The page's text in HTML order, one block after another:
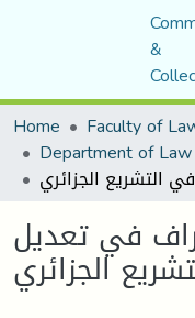
&
Home
Department of Law
في تعديل
الجزائري